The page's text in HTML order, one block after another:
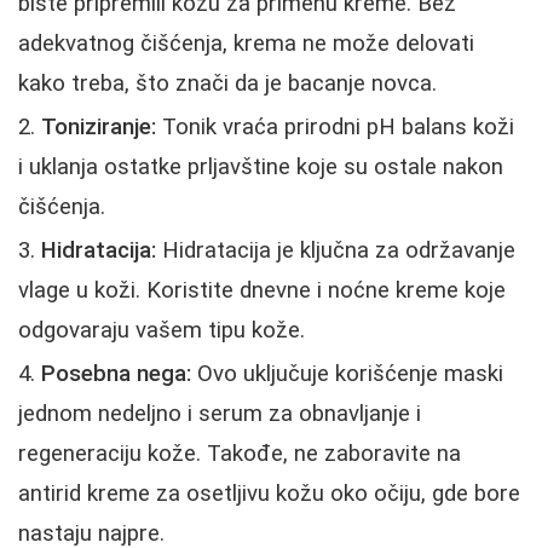
adekvatnog čišćenja, krema ne može delovati
kako treba, što znači da je bacanje novca.
Toniziranje: Tonik vraća prirodni pH balans koži
i uklanja ostatke prljavštine koje su ostale nakon
čišćenja.
Hidratacija: Hidratacija je ključna za održavanje
vlage u koži. Koristite dnevne i noćne kreme koje
odgovaraju vašem tipu kože.
Posebna nega: Ovo uključuje korišćenje maski
jednom nedeljno i serum za obnavljanje i
regeneraciju kože. Takođe, ne zaboravite na
antirid kreme za osetljivu kožu oko očiju, gde bore
nastaju najpre.